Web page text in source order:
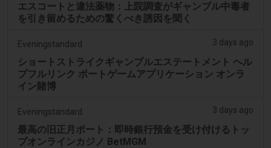
エスコートと違法薬物：上院調査がギャンブル中毒者
を引き留めるための驚くべき誘因を聞く
Eveningstandard 3 days ago
ショートストライクギャンブルエステートメント ヘル
プフルリンク ポートゲームアプリケーション オンラ
イン賭博
Eveningstandard 3 days ago
最高の旧正月ポート：即時銀行預金を受け付けるトッ
プオンラインカジノ BetMGM